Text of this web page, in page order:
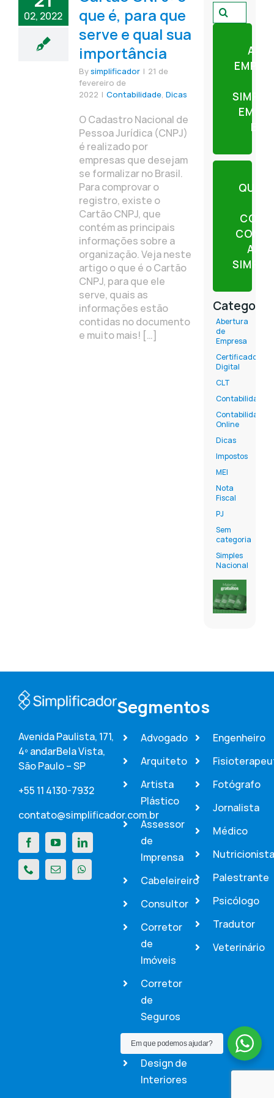
02, 2022
que é, para que
serve e qual sua
importância
Bysimplificador | 21 de
fevereiro de
2022 | Contabilidade, Dicas
O Cadastro Nacional de
Pessoa Jurídica (CNPJ)
é realizado por
empresas que desejam
se formalizar no Brasil.
Para comprovar o
registro, existe o
Cartão CNPJ, que
contém as principais
informações sobre a
organização. Veja neste
artigo o que é o Cartão
CNPJ, para que ele
serve, quais as
informações estão
contidas no documento
e muito mais! […]
Pesquisar
por:
EM
QUER
Abertura
de
Empresa
Certificado
Digital
CLT
Contabilidade
Contabilidade
Online
Dicas
Impostos
MEI
Nota
Fiscal
PJ
Sem
categoria
Simples
Nacional
Avenida Paulista, 171,
4º andarBela Vista,
São Paulo – SP
+55 11 4130-7932
contato@simplificador.com.br
Segmentos
Advogado
Arquiteto
Artista
Plástico
Assessor
de
Imprensa
Cabeleireiro
Consultor
Corretor
de
Imóveis
Corretor
de
Seguros
Dentista
Design de
Interiores
Engenheiro
Fotógrafo
Jornalista
Médico
Nutricionista
Palestrante
Psicólogo
Tradutor
Veterinário
Em que podemos ajudar?